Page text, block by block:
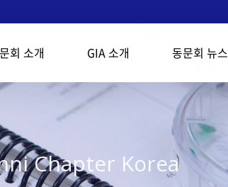
회 소개 GIA 소개 동문회 뉴스
Chapter Korea